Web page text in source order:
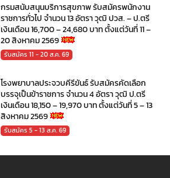
กรมสนับสนุนบริการสุขภาพ รับสมัครพนักงาน
ราชการทั่วไป จำนวน 13 อัตรา วุฒิ ปวส. – ป.ตรี
เงินเดือน 16,700 – 24,680 บาท ตั้งแต่วันที่ 11 –
20 สิงหาคม 2569
รับสมัคร 11 - 20 ส.ค. 69
โรงพยาบาลประจวบคีรีขันธ์ รับสมัครคัดเลือก
บรรจุเป็นข้าราชการ จำนวน 4 อัตรา วุฒิ ป.ตรี
เงินเดือน 18,150 – 19,970 บาท ตั้งแต่วันที่ 5 – 13
สิงหาคม 2569
รับสมัคร 5 - 13 ส.ค. 69